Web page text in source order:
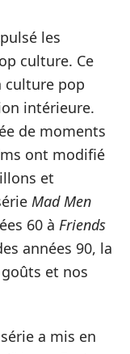
les
culture. Ce
culture pop
intérieure.
de moments
ont modifié
et
Mad Men
60 à Friends
années 90, la
et nos
a mis en